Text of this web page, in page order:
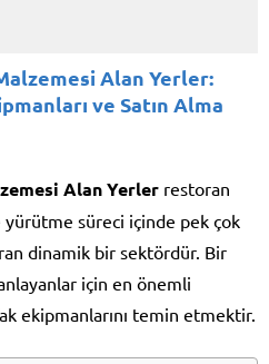
Alan Yerler:
ve Satın Alma
Alan Yerler restoran
süreci içinde pek çok
dinamik bir sektördür. Bir
için en önemli
ekipmanlarını temin etmektir.